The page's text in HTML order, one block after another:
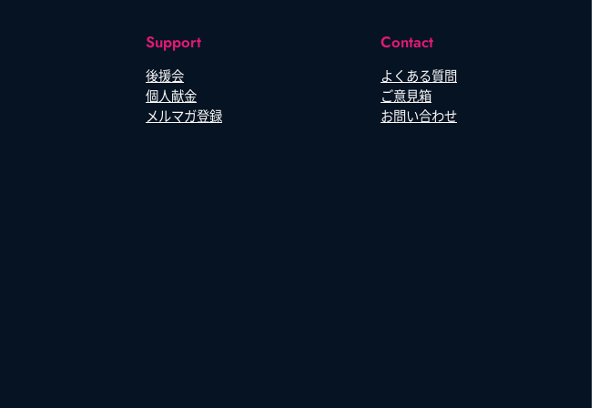
Support
後援会
個人献金
メルマガ登録
Contact
よくある質問
ご意見箱
お問い合わせ